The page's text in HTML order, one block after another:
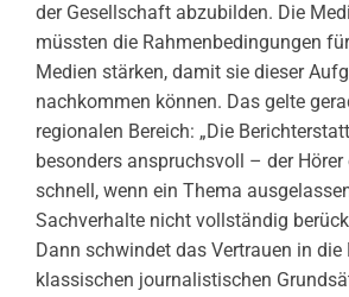
der Gesellschaft abzubilden. Die
müssten die Rahmenbedingungen
Medien stärken, damit sie dieser
nachkommen können. Das gelte
regionalen Bereich: „Die
besonders anspruchsvoll – der Hörer
schnell, wenn ein Thema
Sachverhalte nicht vollständig
Dann schwindet das Vertrauen in die
klassischen journalistischen